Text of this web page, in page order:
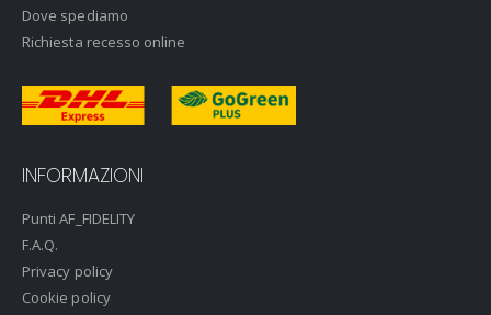
Dove spediamo
Richiesta recesso online
INFORMAZIONI
Punti AF_FIDELITY
F.A.Q.
Privacy policy
Cookie policy